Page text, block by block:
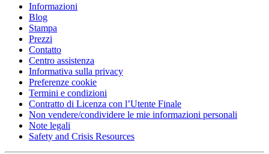
Informazioni
Blog
Stampa
Prezzi
Contatto
Centro assistenza
Informativa sulla privacy
Preferenze cookie
Termini e condizioni
Contratto di Licenza con l’Utente Finale
Non vendere/condividere le mie informazioni personali
Note legali
Safety and Crisis Resources